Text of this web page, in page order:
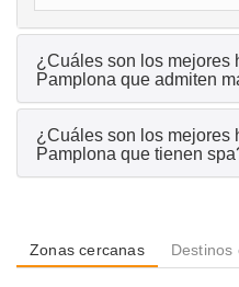
¿Cuáles son los mejores
Pamplona que admiten
¿Cuáles son los mejores
Pamplona que tienen
Zonas cercanas Destinos